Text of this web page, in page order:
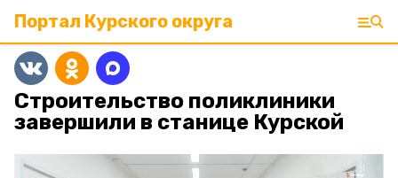
Портал Курского округа
Строительство поликлиники
завершили в станице Курской